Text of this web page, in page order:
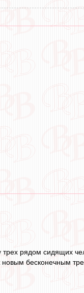
рядом сидящих
новым бесконечным